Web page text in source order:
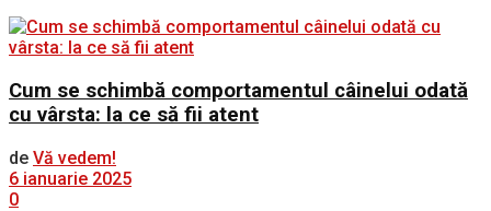
Cum se schimbă comportamentul câinelui odată
cu vârsta: la ce să fii atent
de Vă vedem!
6 ianuarie 2025
0